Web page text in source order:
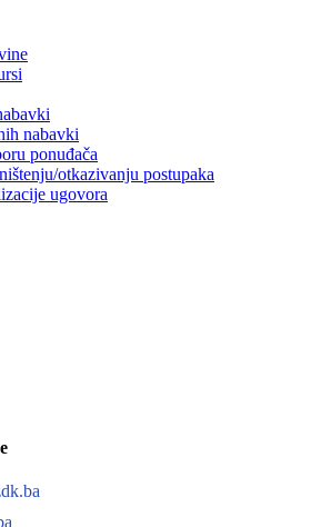
nabavki
ponuđača
otkazivanju postupaka
ugovora